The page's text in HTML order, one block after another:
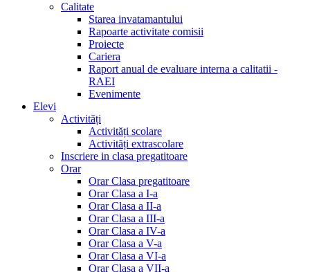
Calitate
Starea invatamantului
Rapoarte activitate comisii
Proiecte
Cariera
Raport anual de evaluare interna a calitatii -
RAEI
Evenimente
Elevi
Activități
Activități scolare
Activități extrascolare
Inscriere in clasa pregatitoare
Orar
Orar Clasa pregatitoare
Orar Clasa a I-a
Orar Clasa a II-a
Orar Clasa a III-a
Orar Clasa a IV-a
Orar Clasa a V-a
Orar Clasa a VI-a
Orar Clasa a VII-a